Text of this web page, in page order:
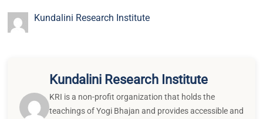
Kundalini Research Institute
Kundalini Research Institute
KRI is a non-profit organization that holds the
teachings of Yogi Bhajan and provides accessible and